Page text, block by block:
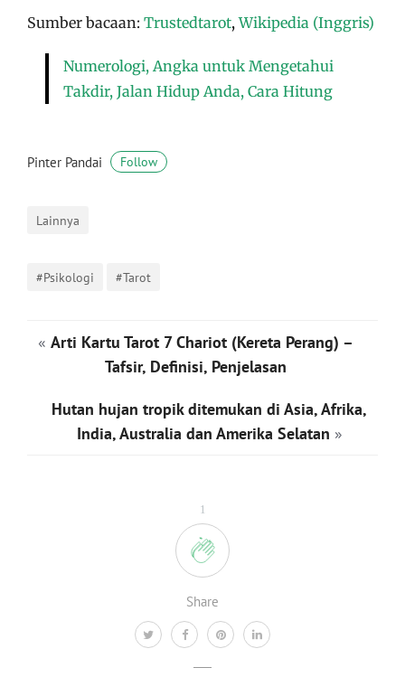
1
Share
Sumber bacaan: Trustedtarot,Wikipedia (Inggris)
Numerologi, Angka untuk Mengetahui
Takdir, Jalan Hidup Anda, Cara Hitung
Pinter Pandai Follow
Lainnya
#Psikologi #Tarot
« Arti Kartu Tarot 7 Chariot (Kereta Perang) –
Tafsir, Definisi, Penjelasan
Hutan hujan tropik ditemukan di Asia, Afrika,
India, Australia dan Amerika Selatan »